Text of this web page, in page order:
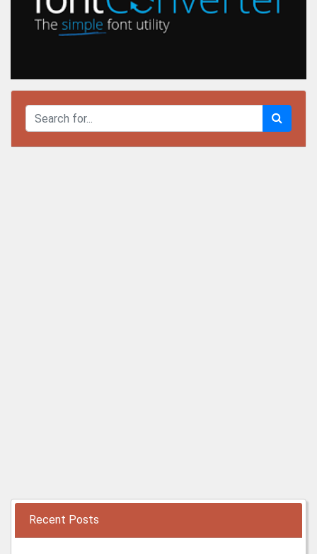
Recent Posts